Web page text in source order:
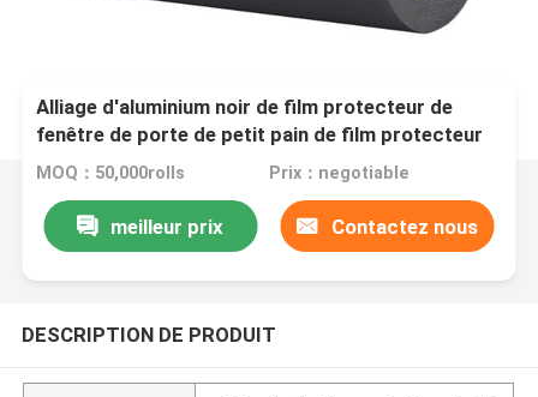
Alliage d'aluminium noir de film protecteur de
fenêtre de porte de petit pain de film protecteur
de PE de 100mm-1600mm
MOQ：50,000rolls Prix：negotiable
meilleur prix Contactez nous
DESCRIPTION DE PRODUIT